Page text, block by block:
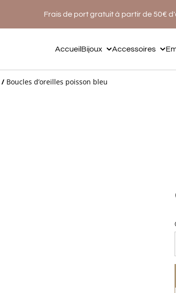
Frais de port gratuit à partir de 50€
AccueilBijoux Accessoires
/ Boucles d’oreilles poisson bleu